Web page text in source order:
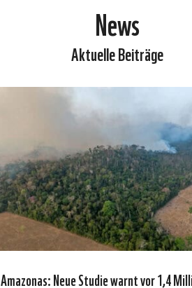
News
Aktuelle Beiträge
Amazonas: Neue Studie warnt vor 1,4